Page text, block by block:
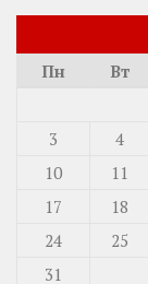
Пн
Вт
3
4
10
11
17
18
24
25
31